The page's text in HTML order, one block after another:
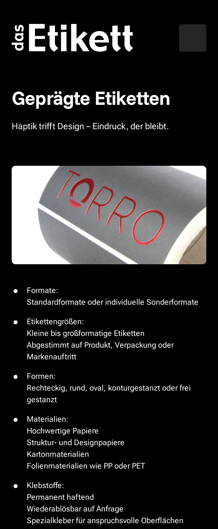
Geprägte Etiketten
Haptik trifft Design – Eindruck, der bleibt.
Formate:
Standardformate oder individuelle Sonderformate
Etikettengrößen:
Kleine bis großformatige Etiketten
Abgestimmt auf Produkt, Verpackung oder
Markenauftritt
Formen:
Rechteckig, rund, oval, konturgestanzt oder frei
gestanzt
Materialien:
Hochwertige Papiere
Struktur- und Designpapiere
Kartonmaterialien
Folienmaterialien wie PP oder PET
Klebstoffe:
Permanent haftend
Wiederablösbar auf Anfrage
Spezialkleber für anspruchsvolle Oberflächen